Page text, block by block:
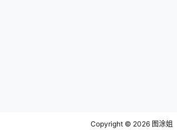
Copyright © 2026 图涂姐